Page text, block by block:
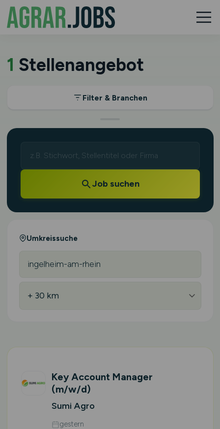
1 Stellenangebot
Filter & Branchen
Job suchen
Umkreissuche
Key Account Manager
(m/w/d)
Sumi Agro
gestern